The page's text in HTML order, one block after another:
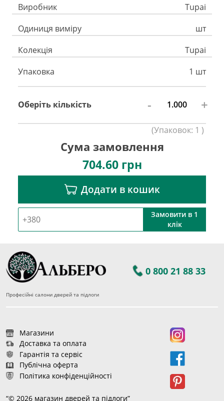
Виробник
Tupai
Одиниця виміру
шт
Колекція
Tupai
Упаковка
1 шт
Оберіть кількість - +
(Упаковок: 1 )
Сума замовлення
704.60грн
Додати в кошик
Замовити в 1
клік
0 800 21 88 33
Професійні салони дверей та підлоги
Магазини
Доставка та оплата
Гарантія та сервіс
Публічна оферта
Політика конфіденційності
“© 2026 магазин дверей та підлоги”